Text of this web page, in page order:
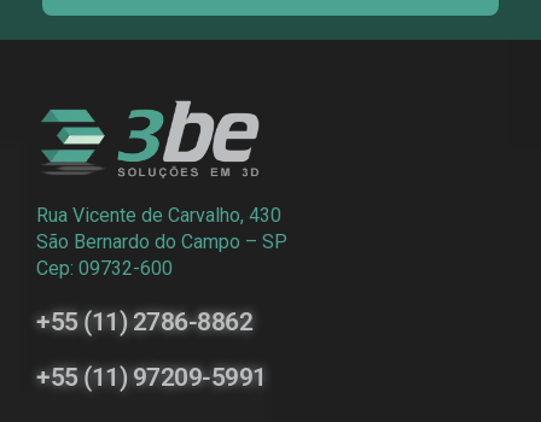
Rua Vicente de Carvalho, 430
São Bernardo do Campo – SP
Cep: 09732-600
+55 (11) 2786-8862
+55 (11) 97209-5991